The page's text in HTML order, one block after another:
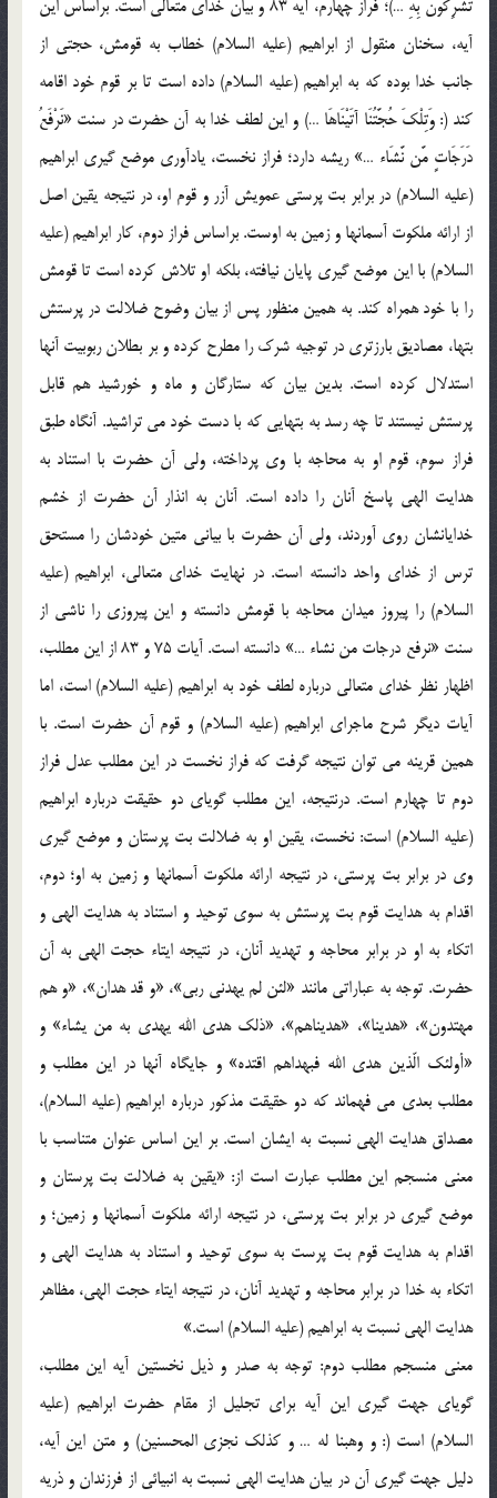
تُشْرِكُونَ بِهِ …)؛ فراز چهارم، آيه 83 و بيان خداي متعالي است. براساس اين
آيه، سخنان منقول از ابراهيم (عليه السلام) خطاب به قومش، حجتي از
جانب خدا بوده که به ابراهيم (عليه السلام) داده است تا بر قوم خود اقامه
کند (: وَتِلْكَ حُجَّتُنَا آتَيْنَاهَا …) و اين لطف خدا به آن حضرت در سنت «نَرْفَعُ
دَرَجَاتٍ مَّن نَّشَاء …» ريشه دارد؛ فراز نخست، يادآوري موضع گيري ابراهيم
(عليه السلام) در برابر بت پرستي عمويش آزر و قوم او، در نتيجه يقين اصل
از ارائه ملکوت آسمانها و زمين به اوست. براساس فراز دوم، کار ابراهيم (عليه
السلام) با اين موضع گيري پايان نيافته، بلکه او تلاش کرده است تا قومش
را با خود همراه کند. به همين منظور پس از بيان وضوح ضلالت در پرستش
بتها، مصاديق بارزتري در توجيه شرک را مطرح کرده و بر بطلان ربوبيت آنها
استدلال کرده است. بدين بيان که ستارگان و ماه و خورشيد هم قابل
پرستش نيستند تا چه رسد به بتهايي که با دست خود مي تراشيد. آنگاه طبق
فراز سوم، قوم او به محاجه با وي پرداخته، ولي آن حضرت با استناد به
هدايت الهي پاسخ آنان را داده است. آنان به انذار آن حضرت از خشم
خدايانشان روي آوردند، ولي آن حضرت با بياني متين خودشان را مستحق
ترس از خداي واحد دانسته است. در نهايت خداي متعالي، ابراهيم (عليه
السلام) را پيروز ميدان محاجه با قومش دانسته و اين پيروزي را ناشي از
سنت «نرفع درجات من نشاء …» دانسته است. آيات 75 و 83 از اين مطلب،
اظهار نظر خداي متعالي درباره لطف خود به ابراهيم (عليه السلام) است، اما
آيات ديگر شرح ماجراي ابراهيم (عليه السلام) و قوم آن حضرت است. با
همين قرينه مي توان نتيجه گرفت که فراز نخست در اين مطلب عدل فراز
دوم تا چهارم است. درنتيجه، اين مطلب گوياي دو حقيقت درباره ابراهيم
(عليه السلام) است: نخست، يقين او به ضلالت بت پرستان و موضع گيري
وي در برابر بت پرستي، در نتيجه ارائه ملکوت آسمانها و زمين به او؛ دوم،
اقدام به هدايت قوم بت پرستش به سوي توحيد و استناد به هدايت الهي و
اتکاء به او در برابر محاجه و تهديد آنان، در نتيجه ايتاء حجت الهي به آن
حضرت. توجه به عباراتي مانند «لئن لم يهدني ربي»، «و قد هدان»، «و هم
مهتدون»، «هدينا»، «هديناهم»، «ذلک هدي الله يهدي به من يشاء» و
«أولئک الّذين هدي الله فبهداهم اقتده» و جايگاه آنها در اين مطلب و
مطلب بعدي مي فهماند که دو حقيقت مذکور درباره ابراهيم (عليه السلام)،
مصداق هدايت الهي نسبت به ايشان است. بر اين اساس عنوان متناسب با
معني منسجم اين مطلب عبارت است از: «يقين به ضلالت بت پرستان و
موضع گيري در برابر بت پرستي، در نتيجه ارائه ملکوت آسمانها و زمين؛ و
اقدام به هدايت قوم بت پرست به سوي توحيد و استناد به هدايت الهي و
اتکاء به خدا در برابر محاجه و تهديد آنان، در نتيجه ايتاء حجت الهي، مظاهر
هدايت الهي نسبت به ابراهيم (عليه السلام) است.»
معني منسجم مطلب دوم: توجه به صدر و ذيل نخستين آيه اين مطلب،
گوياي جهت گيري اين آيه براي تجليل از مقام حضرت ابراهيم (عليه
السلام) است (: و وهبنا له … و کذلک نجزي المحسنين) و متن اين آيه،
دليل جهت گيري آن در بيان هدايت الهي نسبت به انبيائي از فرزندان و ذريه